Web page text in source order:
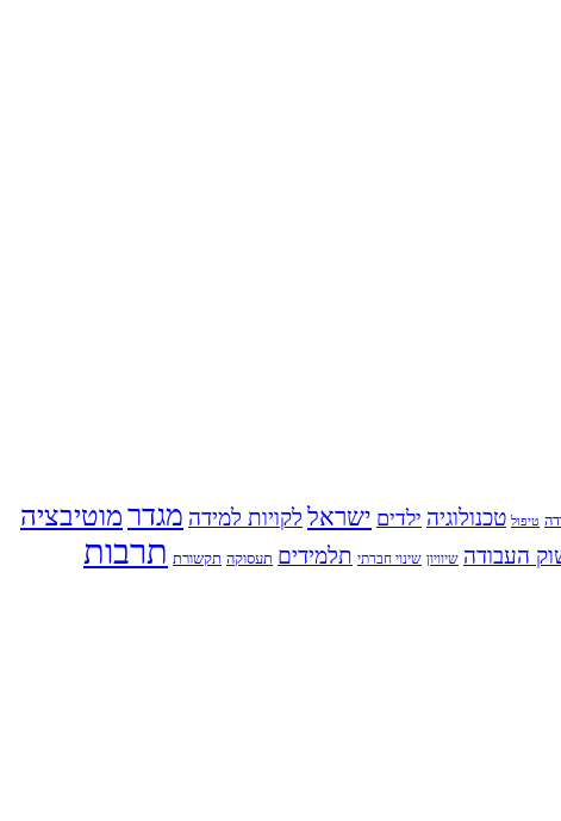
טיפול טכנולוגיה ילדים ישראל לקויות למידה מגדרמוטיבציה
העבודה שיוויון שינוי חברתי תלמידים תעסוקה תקשורת תרבות